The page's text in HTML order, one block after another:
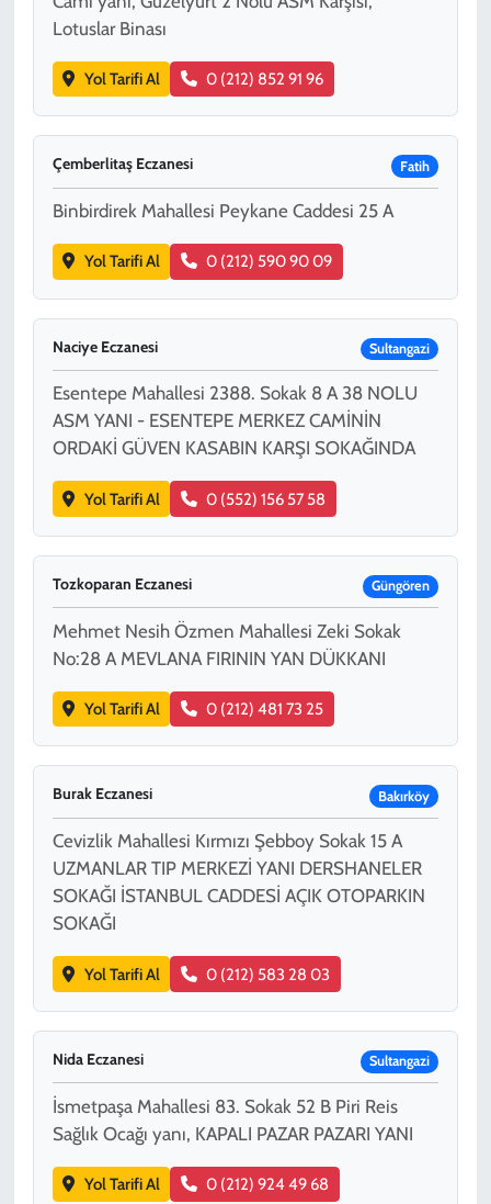
Lotuslar Binası
Yol Tarifi Al 0 (212) 852 91 96
Çemberlitaş Eczanesi Fatih
Binbirdirek Mahallesi Peykane Caddesi 25 A
Yol Tarifi Al 0 (212) 590 90 09
Naciye Eczanesi Sultangazi
Esentepe Mahallesi 2388. Sokak 8 A 38 NOLU
ASM YANI - ESENTEPE MERKEZ CAMİNİN
ORDAKİ GÜVEN KASABIN KARŞI SOKAĞINDA
Yol Tarifi Al 0 (552) 156 57 58
Tozkoparan Eczanesi Güngören
Mehmet Nesih Özmen Mahallesi Zeki Sokak
No:28 A MEVLANA FIRININ YAN DÜKKANI
Yol Tarifi Al 0 (212) 481 73 25
Burak Eczanesi Bakırköy
Cevizlik Mahallesi Kırmızı Şebboy Sokak 15 A
UZMANLAR TIP MERKEZİ YANI DERSHANELER
SOKAĞI İSTANBUL CADDESİ AÇIK OTOPARKIN
SOKAĞI
Yol Tarifi Al 0 (212) 583 28 03
Nida Eczanesi Sultangazi
İsmetpaşa Mahallesi 83. Sokak 52 B Piri Reis
Sağlık Ocağı yanı, KAPALI PAZAR PAZARI YANI
Yol Tarifi Al 0 (212) 924 49 68